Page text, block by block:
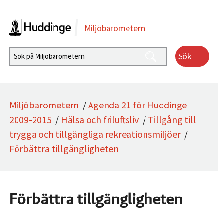
Miljöbarometern
Sök
Miljöbarometern /Agenda 21 för Huddinge
2009-2015 / Hälsa och friluftsliv / Tillgång till
trygga och tillgängliga rekreationsmiljöer /
Förbättra tillgängligheten
Förbättra tillgängligheten